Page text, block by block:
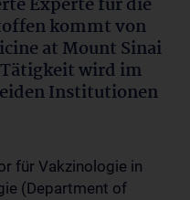
Experte für die
kommt von
at Mount Sinai
Tätigkeit wird im
Institutionen
für Vakzinologie in
(Department of